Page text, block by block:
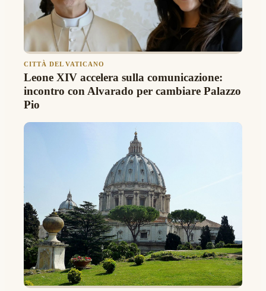
CITTÀ DEL VATICANO
Leone XIV accelera sulla comunicazione:
incontro con Alvarado per cambiare Palazzo
Pio